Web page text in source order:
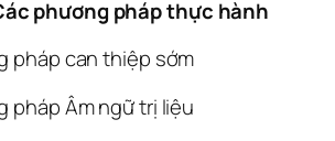
phương pháp thực hành
can thiệp sớm
Âm ngữ trị liệu